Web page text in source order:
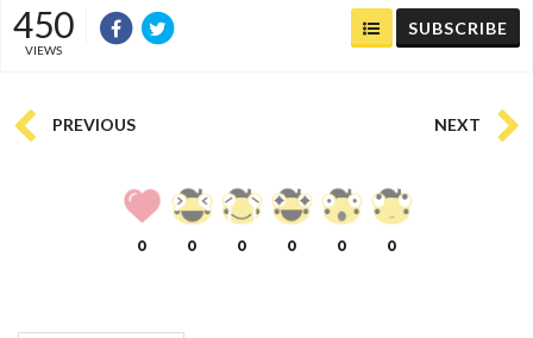
450
VIEWS
SUBSCRIBE
PREVIOUS NEXT
0 0 0 0 0 0